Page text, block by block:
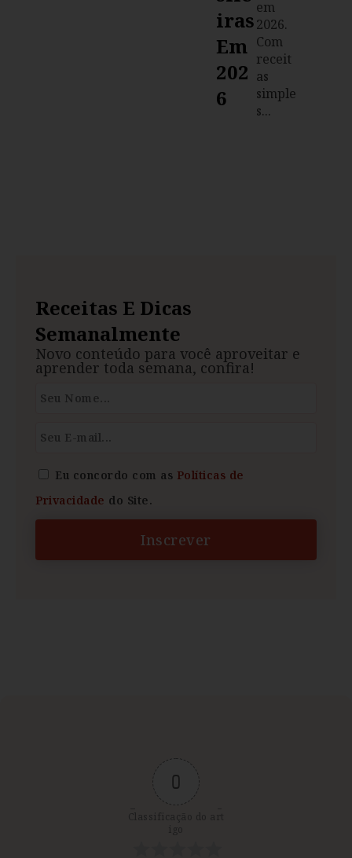
Iras
Em
202
6
em
2026.
Com
receit
as
simple
s...
Receitas E Dicas
Semanalmente
Novo conteúdo para você aproveitar e
aprender toda semana, confira!
Eu concordo com as Políticas de
Privacidade do Site.
Inscrever
0
Classificação do art
igo